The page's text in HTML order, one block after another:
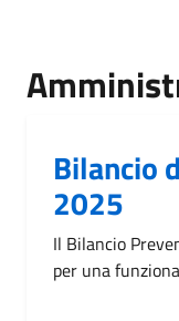
Bilancio
2025
Il Bilancio
per una